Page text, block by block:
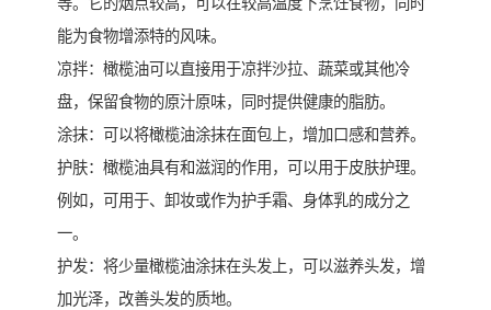
能为食物增添特的风味。
凉拌：橄榄油可以直接用于凉拌沙拉、蔬菜或其他冷
盘，保留食物的原汁原味，同时提供健康的脂肪。
涂抹：可以将橄榄油涂抹在面包上，增加口感和营养。
护肤：橄榄油具有和滋润的作用，可以用于皮肤护理。
例如，可用于、卸妆或作为护手霜、身体乳的成分之
一。
护发：将少量橄榄油涂抹在头发上，可以滋养头发，增
加光泽，改善头发的质地。